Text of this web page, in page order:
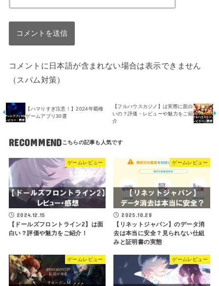
コメントに日本語が含まれない場合は表示できません
（スパム対策）
【ハマりすぎ注意！】2024年覇権
ゲームアプリ30選
【フルハウスカジノ】は実際に面白
いの？評価・レビューや魅力をご紹
介
RECOMMEND
ゲームレビュー
2024.12.15
【ドールズフロントライン2】は面
白い？評価や魅力をご紹介！
ゲームレビュー
2025.10.28
【リネットジャパン】のデータ消
去は本当に安全？見られない仕組
みと証明書の実態
ゲームレビュー ゲームレビュー